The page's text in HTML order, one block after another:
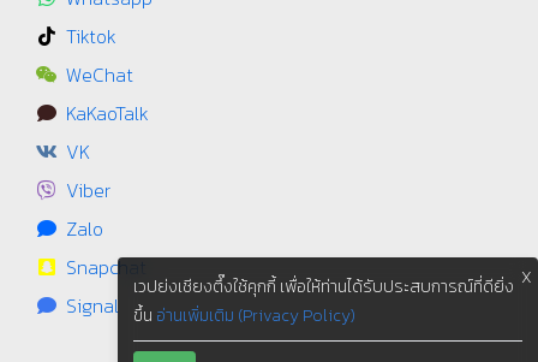
Tiktok
WeChat
KaKaoTalk
VK
Viber
Zalo
Snapchat
Signal
X
เวปย่งเชียงตึ๊งใช้คุกกี้ เพื่อให้ท่านได้รับประสบการณ์ที่ดียิ่ง
ขึ้น อ่านเพิ่มเติม (Privacy Policy)